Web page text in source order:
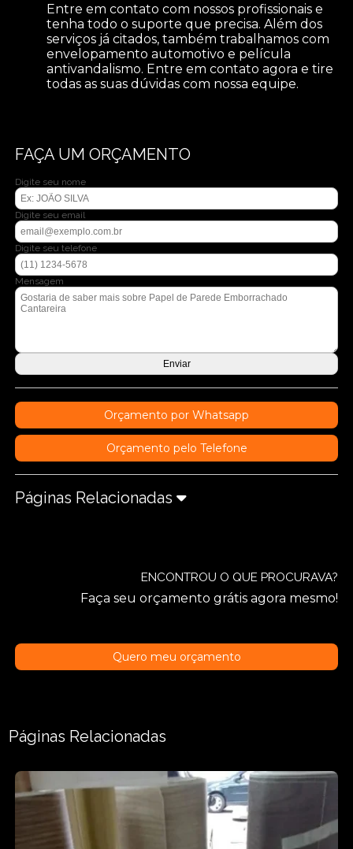
Entre em contato com nossos profissionais e
tenha todo o suporte que precisa. Além dos
serviços já citados, também trabalhamos com
envelopamento automotivo e película
antivandalismo. Entre em contato agora e tire
todas as suas dúvidas com nossa equipe.
FAÇA UM ORÇAMENTO
Digite seu nome
Digite seu email
Digite seu telefone
Mensagem
Orçamento por Whatsapp
Orçamento pelo Telefone
Páginas Relacionadas
ENCONTROU O QUE PROCURAVA?
Faça seu orçamento grátis agora mesmo!
Quero meu orçamento
Páginas Relacionadas